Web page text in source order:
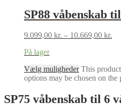
SP88 våbenskab
9.099,00 kr. – 10.669,00 kr.
På lager
Vælg mulighederThis
options may be chosen on the
SP75 våbenskab til 6